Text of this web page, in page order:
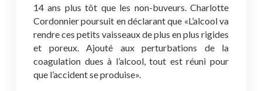
14 ans plus tôt que les non-buveurs. Charlotte
Cordonnier poursuit en déclarant que «L’alcool va
rendre ces petits vaisseaux de plus en plus rigides
et poreux. Ajouté aux perturbations de la
coagulation dues à l’alcool, tout est réuni pour
que l’accident se produise».